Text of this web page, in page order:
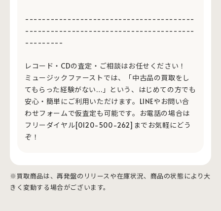
----------------------------------------
----------------------------------------
---------
レコード・CDの査定・ご相談はお任せください！
ミュージックファーストでは、「中古品の買取をし
てもらった経験がない…」という、はじめての方でも
安心・簡単にご利用いただけます。LINEやお問い合
わせフォームで仮査定も可能です。お電話の場合は
フリーダイヤル[0120-500-262]までお気軽にどう
ぞ！
※買取商品は、再発盤のリリースや在庫状況、商品の状態により大
きく変動する場合がございます。